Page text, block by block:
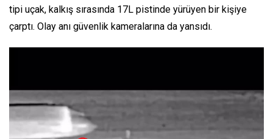
tipi uçak, kalkış sırasında 17L pistinde yürüyen bir kişiye
çarptı. Olay anı güvenlik kameralarına da yansıdı.